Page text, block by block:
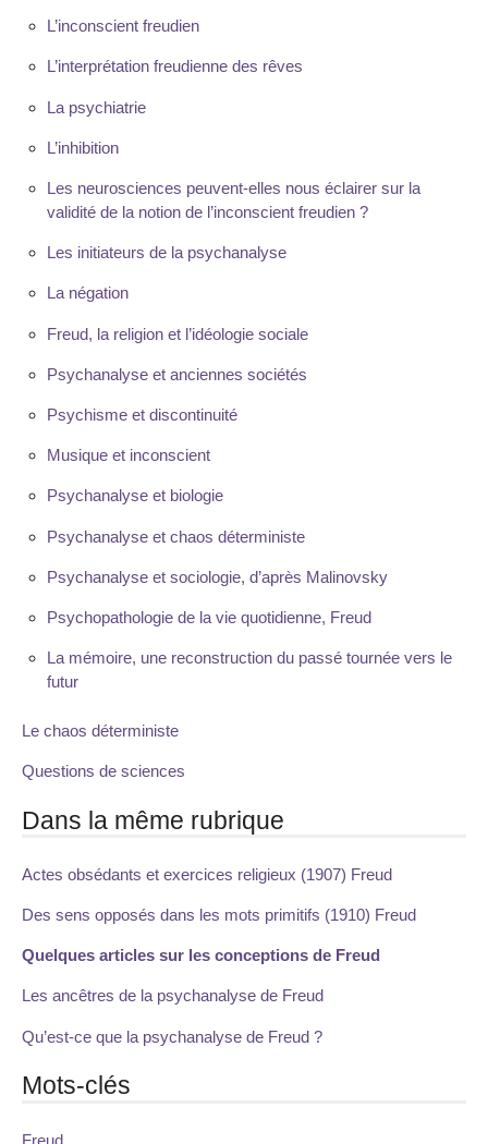
L’inconscient freudien
L’interprétation freudienne des rêves
La psychiatrie
L’inhibition
Les neurosciences peuvent-elles nous éclairer sur la
validité de la notion de l’inconscient freudien ?
Les initiateurs de la psychanalyse
La négation
Freud, la religion et l’idéologie sociale
Psychanalyse et anciennes sociétés
Psychisme et discontinuité
Musique et inconscient
Psychanalyse et biologie
Psychanalyse et chaos déterministe
Psychanalyse et sociologie, d’après Malinovsky
Psychopathologie de la vie quotidienne, Freud
La mémoire, une reconstruction du passé tournée vers le
futur
Le chaos déterministe
Questions de sciences
Dans la même rubrique
Actes obsédants et exercices religieux (1907) Freud
Des sens opposés dans les mots primitifs (1910) Freud
Quelques articles sur les conceptions de Freud
Les ancêtres de la psychanalyse de Freud
Qu’est-ce que la psychanalyse de Freud ?
Mots-clés
Freud